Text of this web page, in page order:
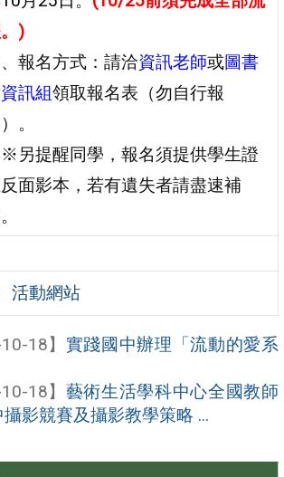
)
報名方式：請洽資訊老師或圖書
訊組領取報名表（勿自行報
。
另提醒同學，報名須提供學生證
面影本，若有遺失者請盡速補
活動網站
18】 實踐國中辦理「流動的愛系
18】 藝術生活學科中心全國教師
影競賽及攝影教學策略 ...